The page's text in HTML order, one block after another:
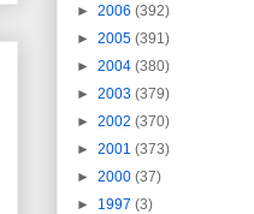
► 2006 (392)
► 2005 (391)
► 2004 (380)
► 2003 (379)
► 2002 (370)
► 2001 (373)
► 2000 (37)
► 1997 (3)